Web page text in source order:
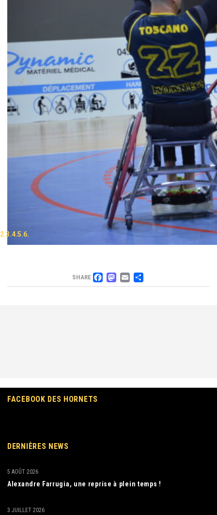
SHARE FACEBOOK
MASTODON
EMAIL
PARTAGER
FACEBOOK DES HORNETS
DERNIÈRES NEWS
Alexandre Farrugia, une reprise à plein temps !
5 AOÛT 2026
3 JUILLET 2026